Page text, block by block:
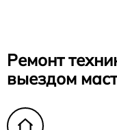
Ремонт
выездом